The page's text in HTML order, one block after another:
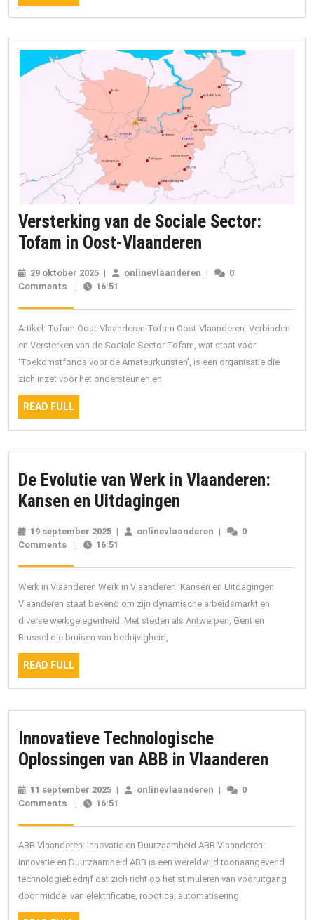
Vlaanderen
FULL
Versterking van de Sociale Sector:
Tofam in Oost-Vlaanderen
de
Sociale
Sector:
Tofam
in
29 oktober 2025 29
oktober
| onlinevlaanderen onlinevlaanderen
|
0
Comments
| 16:51
Artikel: Tofam Oost-Vlaanderen Tofam Oost-Vlaanderen: Verbinden
en Versterken van de Sociale Sector Tofam, wat staat voor
‘Toekomstfonds voor de Amateurkunsten’, is een organisatie die
zich inzet voor het ondersteunen en
READ FULL
FULL
De Evolutie van Werk in Vlaanderen:
Kansen en Uitdagingen
Werk
in
Vlaanderen:
Kansen
19 september 2025 19
september
| onlinevlaanderen onlinevlaanderen
|
0
Comments
| 16:51
Werk in Vlaanderen Werk in Vlaanderen: Kansen en Uitdagingen
Vlaanderen staat bekend om zijn dynamische arbeidsmarkt en
diverse werkgelegenheid. Met steden als Antwerpen, Gent en
Brussel die bruisen van bedrijvigheid,
READ FULL
FULL
Innovatieve Technologische
Oplossingen van ABB in Vlaanderen
van
in
11 september 2025 11
september
| onlinevlaanderen onlinevlaanderen
|
0
Comments
| 16:51
ABB Vlaanderen: Innovatie en Duurzaamheid ABB Vlaanderen:
Innovatie en Duurzaamheid ABB is een wereldwijd toonaangevend
technologiebedrijf dat zich richt op het stimuleren van vooruitgang
door middel van elektrificatie, robotica, automatisering